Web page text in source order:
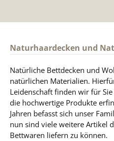
Naturhaardecken und
Natürliche Bettdecken und
natürlichen Materialien.
Leidenschaft finden wir für
die hochwertige Produkte
Jahren befasst sich unser
nun sind viele weitere Artikel
Bettwaren liefern zu können.